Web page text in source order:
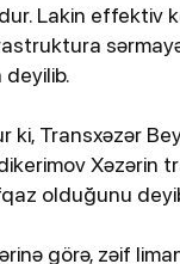
Lakin effektiv
ki, Transxəzər
Xəzərin
olduğunu
görə, zəif